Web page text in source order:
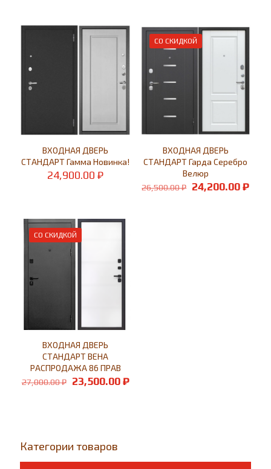
26,500.00 ₽.
ВХОДНАЯ ДВЕРЬ
СТАНДАРТ Гамма Новинка!
24,900.00₽
СО СКИДКОЙ
ВХОДНАЯ ДВЕРЬ
СТАНДАРТ Гарда Серебро
Велюр
26,500.00₽ 24,200.00₽
СО СКИДКОЙ
ВХОДНАЯ ДВЕРЬ
СТАНДАРТ ВЕНА
РАСПРОДАЖА 86 ПРАВ
27,000.00₽
Первоначальная
23,500.00₽Текущая
Категории товаров